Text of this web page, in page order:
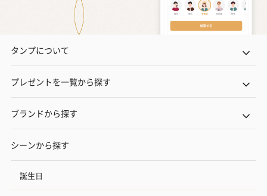
タンプについて
プレゼントを一覧から探す
ブランドから探す
シーンから探す
誕生日